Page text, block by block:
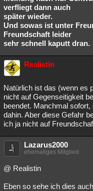
verfliegt dann auch
später wieder.
Und sowas ist unter
Freundschaft leider
sehr schnell kaputt dran.
Realistin
Natürlich ist das (wenn es
nicht auf Gegenseitigkeit
beendet. Manchmal
dahin. Aber diese Gefahr
ich ja nicht auf
Lazarus2000
ehemaliges Mitglied
@ Realistin
Eben so sehe ich dies